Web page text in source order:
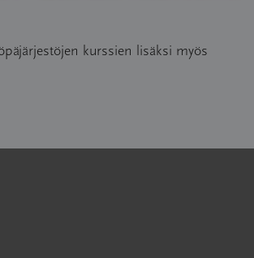
kurssien lisäksi myös